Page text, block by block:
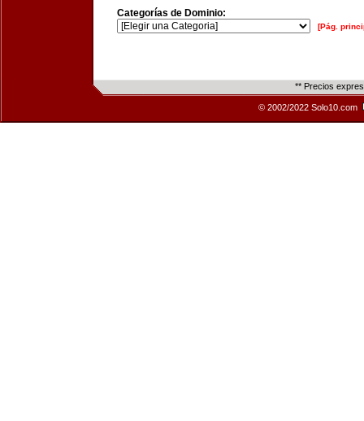
Categorías de Dominio:
[Pág.
** Precios
© 2002/2022 Solo10.com